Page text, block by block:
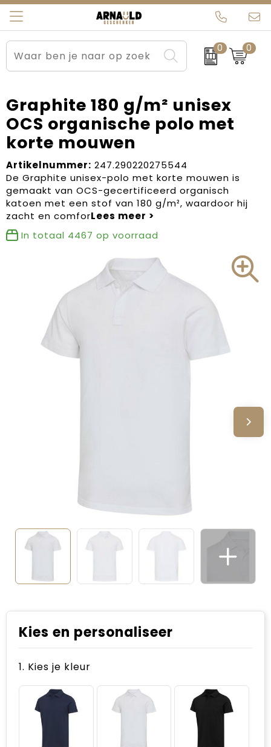
0 0
Relatiegeschenken
Sportkleding
Werkkleding
Tassen
Beurs en Evenementen
Brievenbuspakketten
Carnaval
Kerstartikelen
Kerstpakketten
Kraamcadeaus
Sinterklaas
Verjaardagen
Voetbal, EK en WK
Arnauld Kerstpakketten
MijnEigenKadootje
Ons team
Contact
Blogs
Graphite 180 g/m² unisex
OCS organische polo met
korte mouwen
Artikelnummer: 247.290220275544
De Graphite unisex-polo met korte mouwen is
gemaakt van OCS-gecertificeerd organisch
katoen met een stof van 180 g/m², waardoor hij
zacht en comfor
In totaal 4467 op voorraad
Kies en personaliseer
1. Kies je kleur